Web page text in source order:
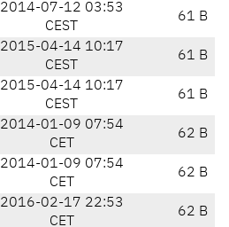
2014-07-12 03:53
CEST
61 B
2015-04-14 10:17
CEST
61 B
2015-04-14 10:17
CEST
61 B
2014-01-09 07:54
CET
62 B
2014-01-09 07:54
CET
62 B
2016-02-17 22:53
CET
62 B